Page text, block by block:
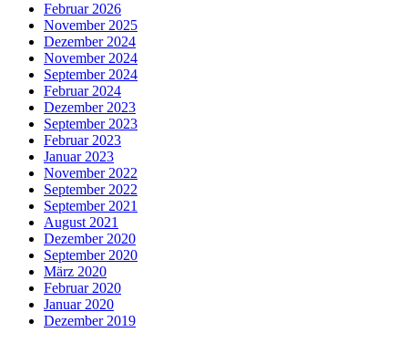
Februar 2026
November 2025
Dezember 2024
November 2024
September 2024
Februar 2024
Dezember 2023
September 2023
Februar 2023
Januar 2023
November 2022
September 2022
September 2021
August 2021
Dezember 2020
September 2020
März 2020
Februar 2020
Januar 2020
Dezember 2019